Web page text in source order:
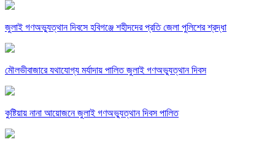
জুলাই গণঅভ্যুত্থান দিবসে হবিগঞ্জে শহীদদের প্রতি জেলা পুলিশের শ্রদ্ধা
মৌলভীবাজারে যথাযোগ্য মর্যাদায় পালিত জুলাই গণঅভ্যুত্থান দিবস
কুষ্টিয়ায় নানা আয়োজনে জুলাই গণঅভ্যুত্থান দিবস পালিত